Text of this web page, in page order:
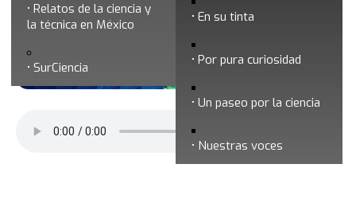
En su tinta
Por pura curiosidad
Un paseo por la ciencia
Nuestras voces
Relatos de la ciencia y
la técnica en México
SurCiencia